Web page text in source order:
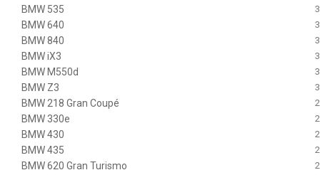
BMW 535 3
BMW 640 3
BMW 840 3
BMW iX3 3
BMW M550d 3
BMW Z3 3
BMW 218 Gran Coupé 2
BMW 330e 2
BMW 430 2
BMW 435 2
BMW 620 Gran Turismo 2